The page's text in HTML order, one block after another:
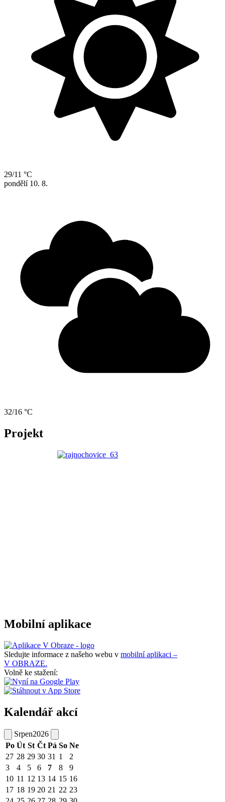
29/11 °C
pondělí 10. 8.
32/16 °C
Projekt
Mobilní aplikace
Sledujte informace z našeho webu v mobilní aplikaci –
V OBRAZE.
Volně ke stažení:
Kalendář akcí
Srpen2026
Po Út St Čt Pá So Ne
27 28 29 30 31 1
2
3
4 5 6 7 8
9
10 11 12 13 14 15 16
17 18 19 20 21 22 23